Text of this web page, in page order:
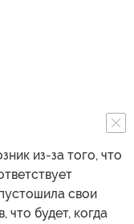
из-за того, что
свои
что будет, когда